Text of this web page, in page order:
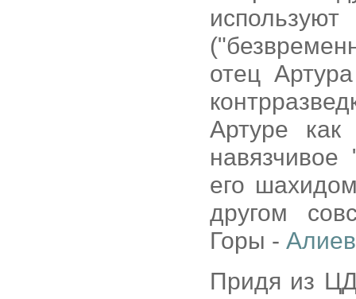
отец
Артуре
его
другом
Горы -
Придя из